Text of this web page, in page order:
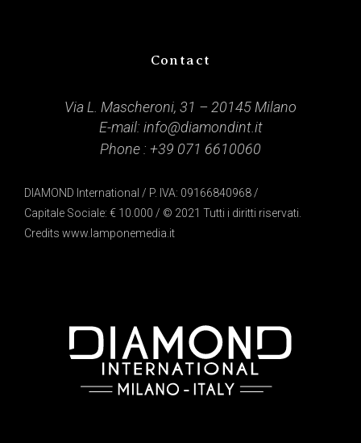
Contact
Via L. Mascheroni, 31 – 20145 Milano
E-mail: info@diamondint.it
Phone : +39 071 6610060
DIAMOND International / P. IVA: 09166840968 /
Capitale Sociale: € 10.000 / © 2021 Tutti i diritti riservati.
Credits www.lamponemedia.it